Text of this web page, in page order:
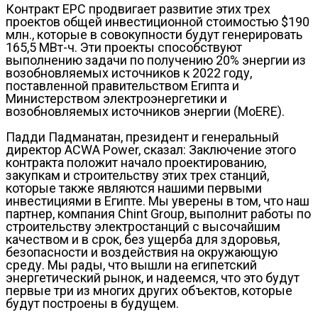
Контракт EPC продвигает развитие этих трех
проектов общей инвестиционной стоимостью $190
млн., которые в совокупности будут генерировать
165,5 МВт-ч. Эти проекты способствуют
выполнению задачи по получению 20% энергии из
возобновляемых источников к 2022 году,
поставленной правительством Египта и
Министерством электроэнергетики и
возобновляемых источников энергии (MoERE).
Падди Падманатан, президент и генеральный
директор ACWA Power, сказал: Заключение этого
контракта положит начало проектированию,
закупкам и строительству этих трех станций,
которые также являются нашими первыми
инвестициями в Египте. Мы уверены в том, что наш
партнер, компания Chint Group, выполнит работы по
строительству электростанций с высочайшим
качеством и в срок, без ущерба для здоровья,
безопасности и воздействия на окружающую
среду. Мы рады, что вышли на египетский
энергетический рынок, и надеемся, что это будут
первые три из многих других объектов, которые
будут построены в будущем.